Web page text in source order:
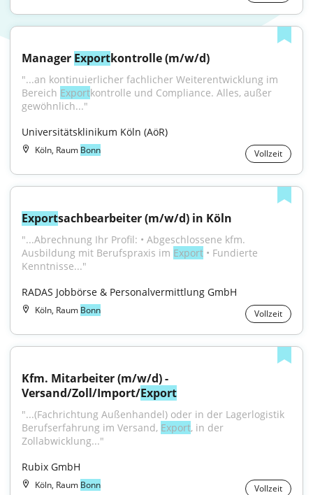
Manager Exportkontrolle (m/w/d)
"...an kontinuierlicher fachlicher Weiterentwicklung im
Bereich Export­kontrolle und Compliance. Alles, außer
gewöhnlich..."
Universitätsklinikum Köln (AöR)
Köln, Raum Bonn Vollzeit
Exportsachbearbeiter (m/w/d) in Köln
"...Abrechnung Ihr Profil: • Abgeschlossene kfm.
Ausbildung mit Berufspraxis im Export • Fundierte
Kenntnisse..."
RADAS Jobbörse & Personalvermittlung GmbH
Köln, Raum Bonn Vollzeit
Kfm. Mitarbeiter (m/w/d) -
Versand/Zoll/Import/Export
"...(Fachrichtung Außenhandel) oder in der Lagerlogistik
Berufserfahrung im Versand, Export, in der
Zollabwicklung..."
Rubix GmbH
Köln, Raum Bonn Vollzeit